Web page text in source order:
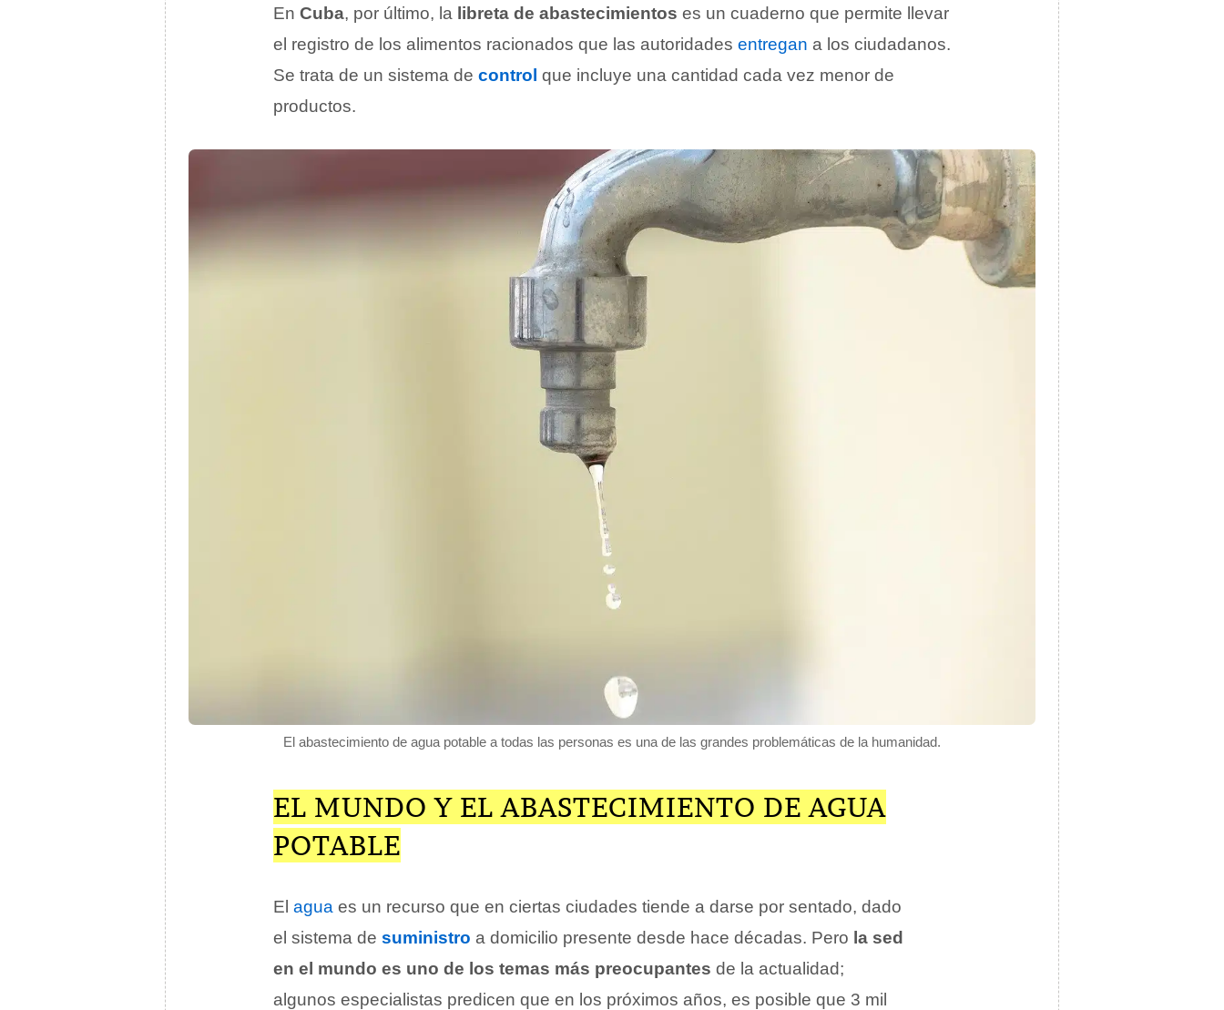
En Cuba, por último, la libreta de abastecimientos es un cuaderno que permite llevar
el registro de los alimentos racionados que las autoridades entregan a los ciudadanos.
Se trata de un sistema de control que incluye una cantidad cada vez menor de
productos.
El abastecimiento de agua potable a todas las personas es una de las grandes problemáticas de la humanidad.
EL MUNDO Y EL ABASTECIMIENTO DE AGUA
POTABLE
El agua es un recurso que en ciertas ciudades tiende a darse por sentado, dado
el sistema de suministro a domicilio presente desde hace décadas. Pero la sed
en el mundo es uno de los temas más preocupantes de la actualidad;
algunos especialistas predicen que en los próximos años, es posible que 3 mil